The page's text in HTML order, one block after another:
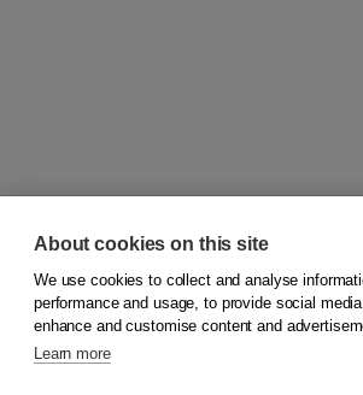
© 2026Koninklijke Boom uitgevers
About cookies on this site
We use cookies to collect and analyse
performance and usage, to provide social
enhance and customise content and
Learn more